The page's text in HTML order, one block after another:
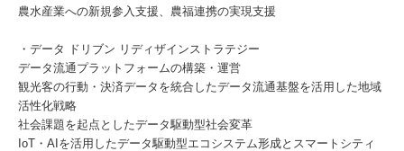
農水産業への新規参入支援、農福連携の実現支援
・データ ドリブン リディザインストラテジー
データ流通プラットフォームの構築・運営
観光客の行動・決済データを統合したデータ流通基盤を活用した地域
活性化戦略
社会課題を起点としたデータ駆動型社会変革
IoT・AIを活用したデータ駆動型エコシステム形成とスマートシティ